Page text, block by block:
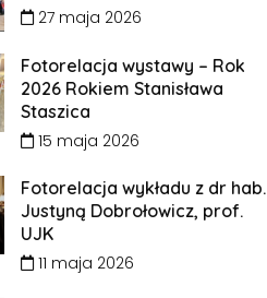
27 maja 2026
Fotorelacja wystawy – Rok
2026 Rokiem Stanisława
Staszica
15 maja 2026
Fotorelacja wykładu z dr hab.
Justyną Dobrołowicz, prof.
UJK
11 maja 2026